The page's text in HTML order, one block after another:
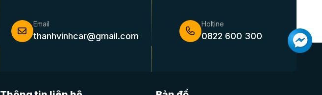
Email
thanhvinhcar@gmail.com
Holtine
0822 600 300